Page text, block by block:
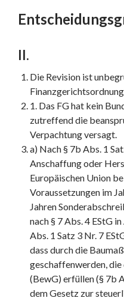
II.
Die Revision ist
Finanzgerichtsordnung
1. Das FG hat kein
zutreffend die
Verpachtung versagt.
a) Nach § 7b Abs. 1
Anschaffung oder
Europäischen Union
Voraussetzungen im
Jahren
nach § 7 Abs. 4 EStG
Abs. 1 Satz 3 Nr. 7
dass durch die
geschaffenwerden,
(BewG) erfüllen (§ 7b
dem Gesetz zur